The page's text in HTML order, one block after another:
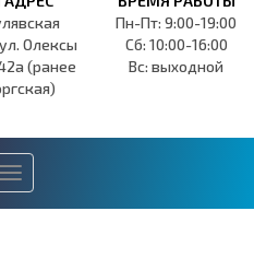
Олексы
(ранее
Пн-Пт: 9:00-19:00
Сб: 10:00-16:00
Вс: выходной
Toggle